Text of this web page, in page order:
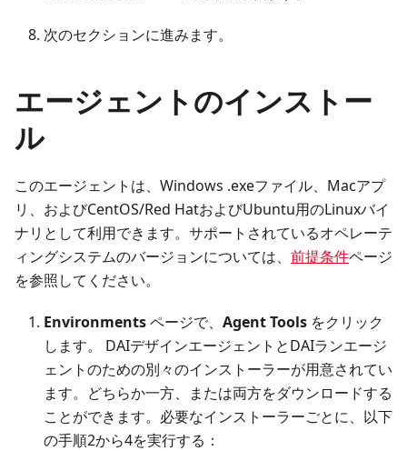
次のセクションに進みます。
エージェントのインストー
ル
このエージェントは、Windows .exeファイル、Macアプ
リ、およびCentOS/Red HatおよびUbuntu用のLinuxバイ
ナリとして利用できます。サポートされているオペレーテ
ィングシステムのバージョンについては、 前提条件ページ
を参照してください。
Environmentsページで、 Agent Tools をクリック
します。 DAIデザインエージェントとDAIランエージ
ェントのための別々のインストーラーが用意されてい
ます。どちらか一方、または両方をダウンロードする
ことができます。必要なインストーラーごとに、以下
の手順2から4を実行する：